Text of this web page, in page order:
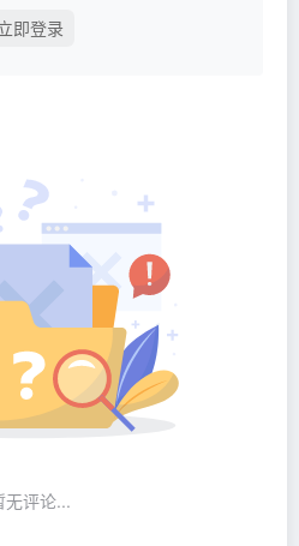
即登录
无评论...